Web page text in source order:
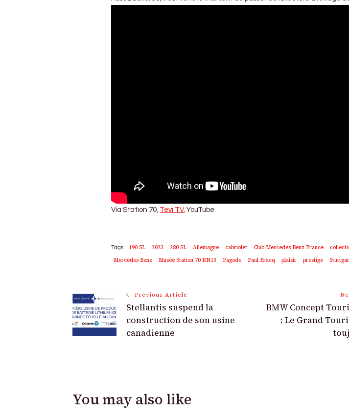
Via Station 70, Tevi TV, YouTube.
Tags: 190 SL 2023 280 SL Allemagne cabriolet Club Mercedes Benz France
Mercedes-Benz
Musée Station 70 RN13 Pagode Paul Bracq plaisir prestige
Post
Navigation
Previous Article
Stellantis suspend la
construction de son usine
canadienne
BMW Concept
: Le Grand
You may also like